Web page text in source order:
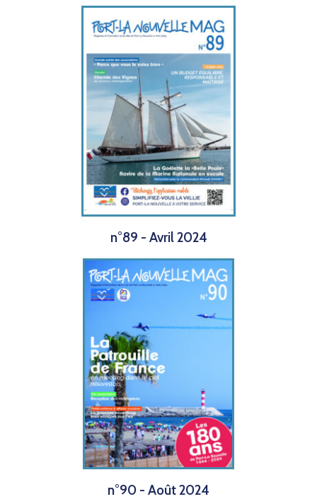
n°89 - Avril 2024
n°90 - Août 2024